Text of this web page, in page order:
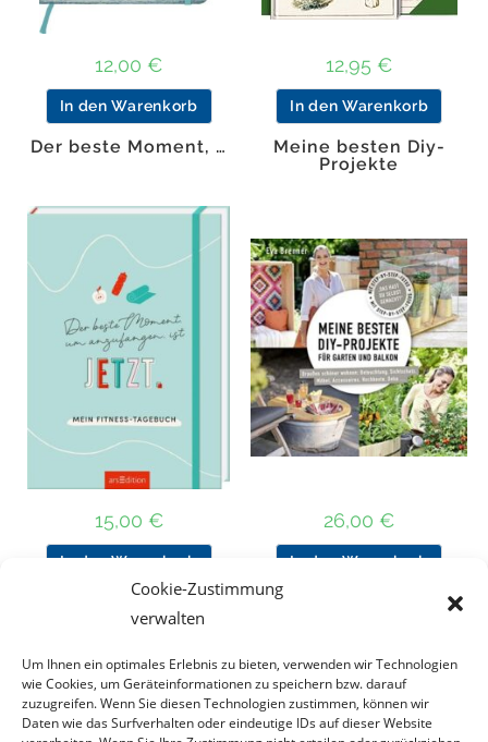
Cookie-Zustimmung
verwalten
Um Ihnen ein optimales Erlebnis zu bieten, verwenden wir Technologien
wie Cookies, um Geräteinformationen zu speichern bzw. darauf
zuzugreifen. Wenn Sie diesen Technologien zustimmen, können wir
Daten wie das Surfverhalten oder eindeutige IDs auf dieser Website
12,00 €
In den Warenkorb
12,95 €
In den Warenkorb
Der beste Moment, …
15,00 €
In den Warenkorb
Meine besten Diy-
Projekte
26,00 €
In den Warenkorb
Nach Preis filtern
Kategorie